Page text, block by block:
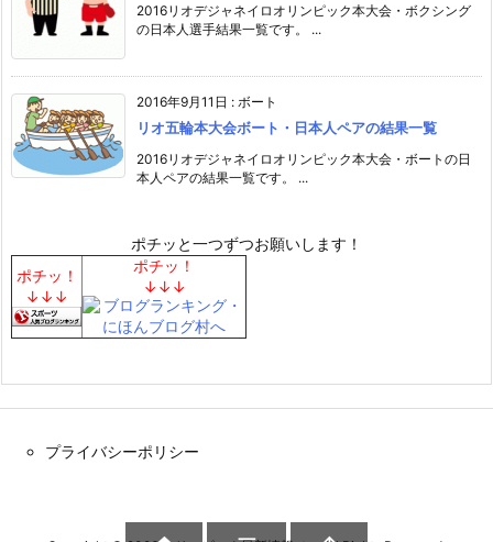
2016リオデジャネイロオリンピック本大会・ボクシング
の日本人選手結果一覧です。 ...
2016年9月11日 : ボート
リオ五輪本大会ボート・日本人ペアの結果一覧
2016リオデジャネイロオリンピック本大会・ボートの日
本人ペアの結果一覧です。 ...
ポチッと一つずつお願いします！
ポチッ！
↓↓↓
ポチッ！
↓↓↓
プライバシーポリシー